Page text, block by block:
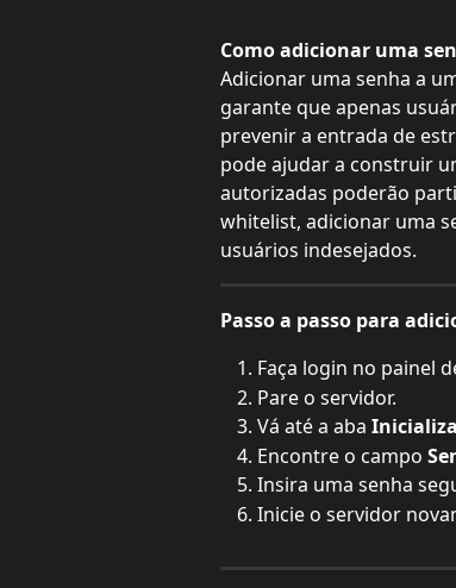
Como adicionar uma
Adicionar uma senha a
garante que apenas
prevenir a entrada de
pode ajudar a construir
autorizadas poderão
whitelist, adicionar uma
usuários indesejados.
Passo a passo para
Faça login no painel
Pare o servidor.
Vá até a aba
Encontre o campo
Insira uma senha
Inicie o servidor